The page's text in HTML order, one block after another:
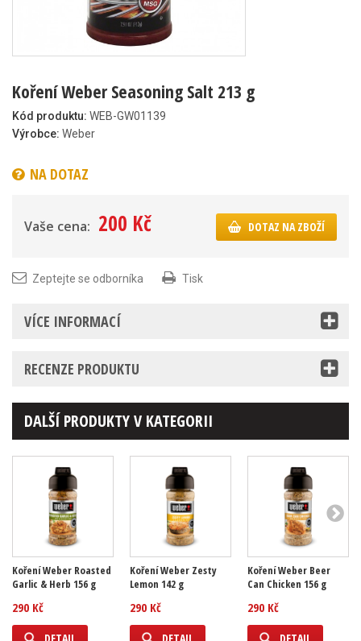
Koření Weber Seasoning Salt 213 g
Kód produktu: WEB-GW01139
Výrobce: Weber
NA DOTAZ
Vaše cena: 200 Kč DOTAZ NA ZBOŽÍ
Zeptejte se odborníka Tisk
VÍCE INFORMACÍ
RECENZE PRODUKTU
DALŠÍ PRODUKTY V KATEGORII
Koření Weber Roasted
Garlic & Herb 156 g
290 Kč
Koření Weber Zesty
Lemon 142 g
290 Kč
Koření Weber Beer
Can Chicken 156 g
290 Kč